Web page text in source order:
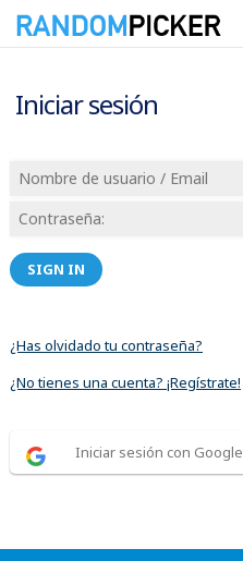
Iniciar sesión
SIGN IN
¿Has olvidado tu contraseña?
¿No tienes una cuenta? ¡Regístrate!
Iniciar sesión con Google